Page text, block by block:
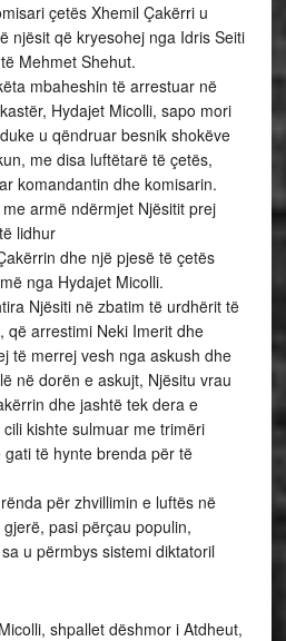
çetës Xhemil Çakërri u
njësit që kryesohej nga Idris Seiti
Mehmet Shehut.
mbaheshin të arrestuar në
Hydajet Micolli, sapo mori
u qëndruar besnik shokëve
me disa luftëtarë të çetës,
komandantin dhe komisarin.
armë ndërmjet Njësitit prej
lidhur
dhe një pjesë të çetës
nga Hydajet Micolli.
Njësiti në zbatim të urdhërit të
që arrestimi Neki Imerit dhe
të merrej vesh nga askush dhe
në dorën e askujt, Njësitu vrau
dhe jashtë tek dera e
kishte sulmuar me trimëri
të hynte brenda për të
për zhvillimin e luftës në
pasi përçau populin,
u përmbys sistemi diktatoril
shpallet dëshmor i Atdheut,